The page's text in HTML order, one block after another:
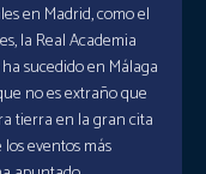
en Madrid, como el
la Real Academia
sucedido en Málaga
no es extraño que
tierra en la gran cita
eventos más